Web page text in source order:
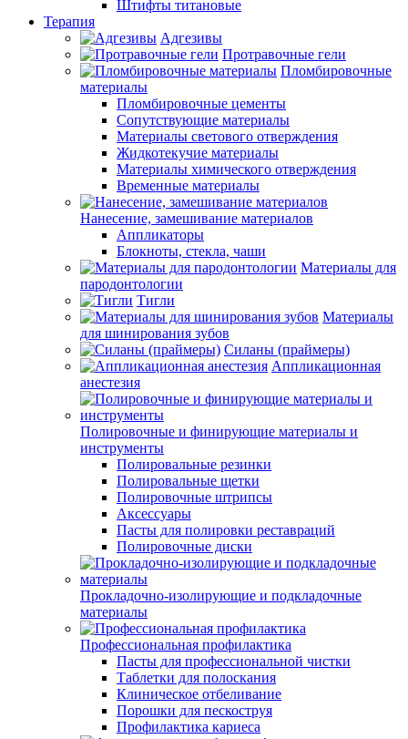
Штифты титановые
Терапия
Адгезивы
Протравочные гели
Пломбировочные
материалы
Пломбировочные цементы
Сопутствующие материалы
Материалы светового отверждения
Жидкотекучие материалы
Материалы химического отверждения
Временные материалы
Нанесение, замешивание материалов
Аппликаторы
Блокноты, стекла, чаши
Материалы для
пародонтологии
Тигли
Материалы
для шинирования зубов
Силаны (праймеры)
Аппликационная
анестезия
Полировочные и финирующие материалы и
инструменты
Полировальные резинки
Полировальные щетки
Полировочные штрипсы
Аксессуары
Пасты для полировки реставраций
Полировочные диски
Прокладочно-изолирующие и подкладочные
материалы
Профессиональная профилактика
Пасты для профессиональной чистки
Таблетки для полоскания
Клиническое отбеливание
Порошки для пескоструя
Профилактика кариеса